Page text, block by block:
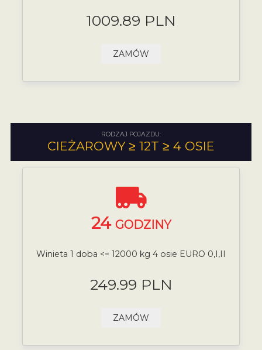
1009.89 PLN
ZAMÓW
RODZAJ POJAZDU:
CIEŻAROWY ≥ 12T ≥ 4 OSIE
24 GODZINY
Winieta 1 doba <= 12000 kg 4 osie EURO 0,I,II
249.99 PLN
ZAMÓW